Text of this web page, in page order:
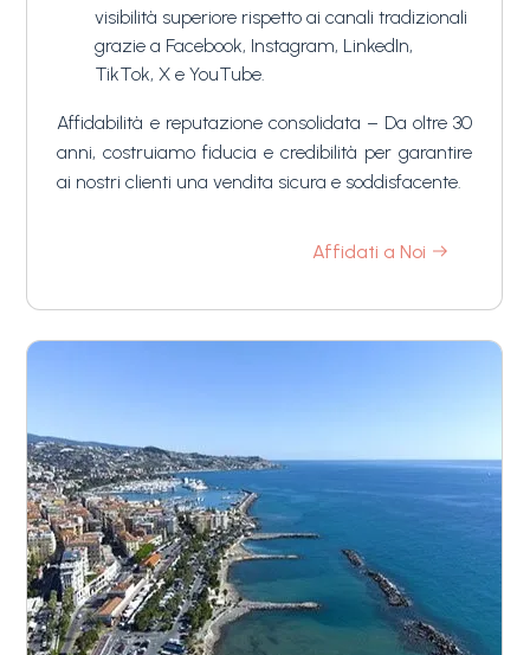
visibilità superiore rispetto ai canali tradizionali
grazie a Facebook, Instagram, LinkedIn,
TikTok, X e YouTube.
Affidabilità e reputazione consolidata – Da oltre 30
anni, costruiamo fiducia e credibilità per garantire
ai nostri clienti una vendita sicura e soddisfacente.
Affidati a Noi